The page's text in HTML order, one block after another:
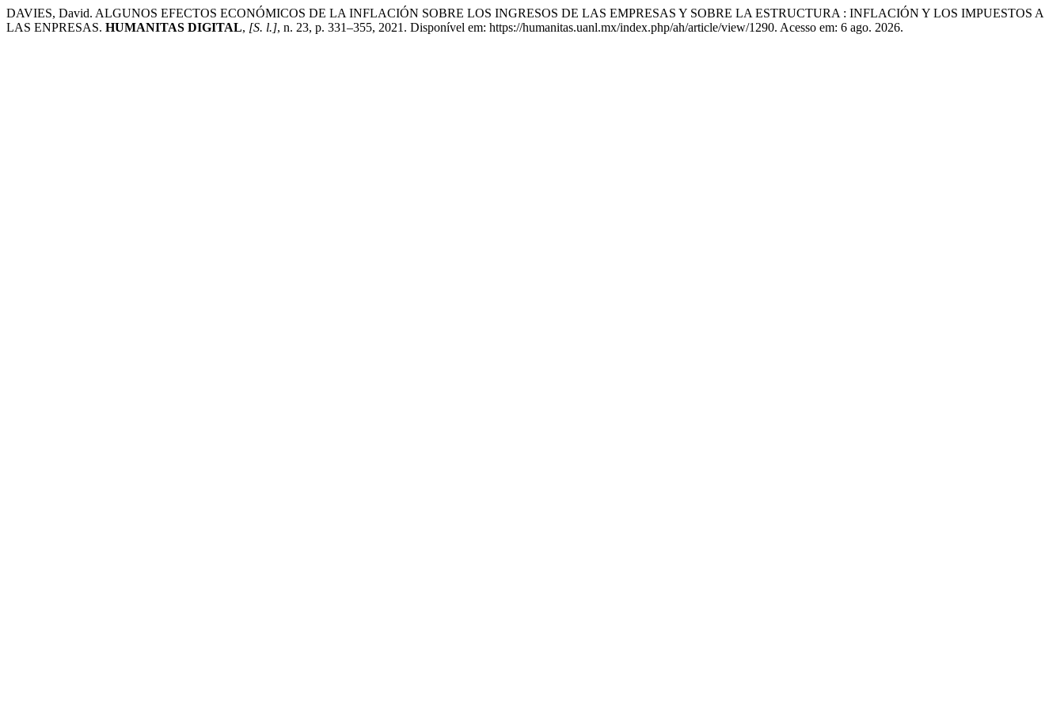
DAVIES, David. ALGUNOS EFECTOS ECONÓMICOS DE LA INFLACIÓN SOBRE LOS INGRESOS DE LAS EMPRESAS Y SOBRE LA ESTRUCTURA : INFLACIÓN Y LOS IMPUESTOS A
LAS ENPRESAS. HUMANITAS DIGITAL, [S. l.], n. 23, p. 331–355, 2021. Disponível em: https://humanitas.uanl.mx/index.php/ah/article/view/1290. Acesso em: 6 ago. 2026.